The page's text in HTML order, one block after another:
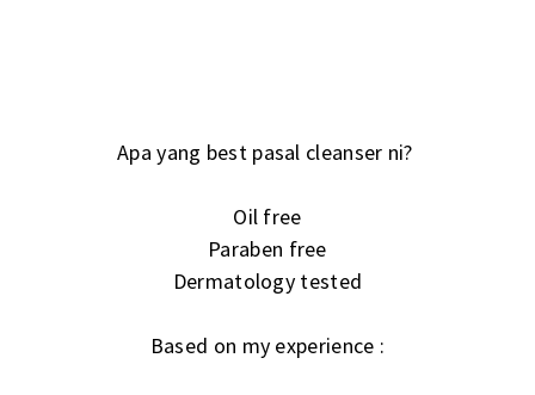
Apa yang best pasal cleanser ni?
Oil free
Paraben free
Dermatology tested
Based on my experience :